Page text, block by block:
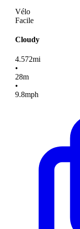
Vélo
Facile
Cloudy
4.572mi
•
28m
•
9.8mph